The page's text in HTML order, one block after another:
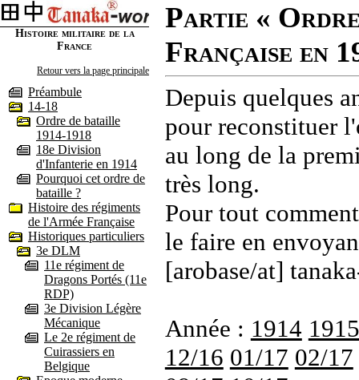
Histoire militaire de la
France
Retour vers la page principale
Préambule
14-18
Ordre de bataille
1914-1918
18e Division
d'Infanterie en 1914
Pourquoi cet ordre de
bataille ?
Histoire des régiments
de l'Armée Française
Historiques particuliers
3e DLM
11e régiment de
Dragons Portés (11e
RDP)
3e Division Légère
Mécanique
Le 2e régiment de
Cuirassiers en
Belgique
Partie «
Française en
Depuis quelques
pour reconstituer
au long de la
très long.
Pour tout
le faire en
[arobase/at]
Année : 1914 1915
12/16 01/17 02/17